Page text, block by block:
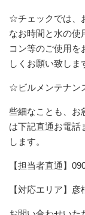
☆チェックでは、
なお時間と水の使
コン等のご使用を
しくお願い致しま
☆ビルメンテナ
些細なことも、お
は下記直通お電話
します。
【担当者直通】
【対応エリア】